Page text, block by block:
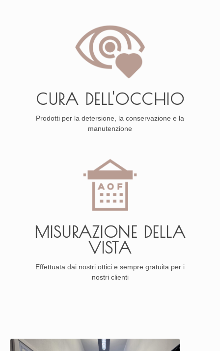
CURA DELL'OCCHIO
Prodotti per la detersione, la conservazione e la
manutenzione
MISURAZIONE DELLA
VISTA
Effettuata dai nostri ottici e sempre gratuita per i
nostri clienti